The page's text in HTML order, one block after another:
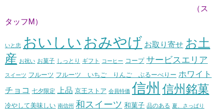
（ス
タッフM）
いと忠 おいしい おみやげ お取り寄せ お土
産 お祝い お菓子 しっとり ギフト コーヒー コープ サービスエリア
スイーツ フルーツ フルーツ いちご りんご ぶるーべりー ホワイト
チョコ 七夕限定 上品 京王ストア 会員特価 信州 信州銘菓
冷やして美味しい 南信州 和スイーツ 和菓子 品のある 夏、さっぱり